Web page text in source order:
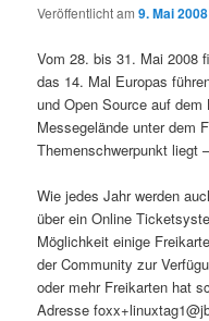
Veröffentlicht am9. Mai 2008
Vom 28. bis 31. Mai 2008
das 14. Mal Europas
und Open Source auf dem
Messegelände unter dem
Themenschwerpunkt liegt
Wie jedes Jahr werden
über ein Online
Möglichkeit einige
der Community zur
oder mehr Freikarten hat
Adresse